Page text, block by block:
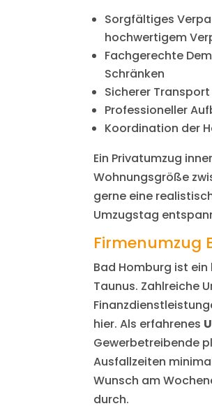
Sorgfältiges
hochwertigem
Fachgerechte
Schränken
Sicherer
Professioneller
Koordination der
Ein Privatumzug
Wohnungsgröße
gerne eine
Umzugstag
Firmenumzug
Bad Homburg ist
Taunus. Zahlreiche
hier. Als erfahrenes
Gewerbetreibende
Ausfallzeiten
Wunsch am
durch.